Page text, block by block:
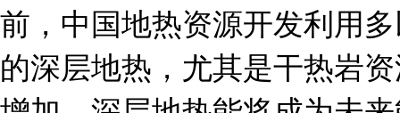
前，中国地热资源开发利用
的深层地热，尤其是干热岩